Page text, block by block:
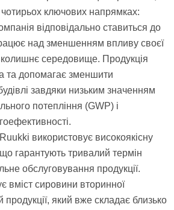
ключових напрямках:
відповідально ставиться до
над зменшенням впливу своєї
середовище. Продукція
та допомагає зменшити
завдяки низьким значенням
потепління (GWP) і
Ruukki використовує високоякісну
гарантують тривалий термін
обслуговування продукції.
вміст сировини вторинної
продукції, який вже складає близько